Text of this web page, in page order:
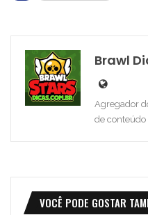
Brawl
Agregador
de conteúdo
VOCÊ PODE GOSTAR